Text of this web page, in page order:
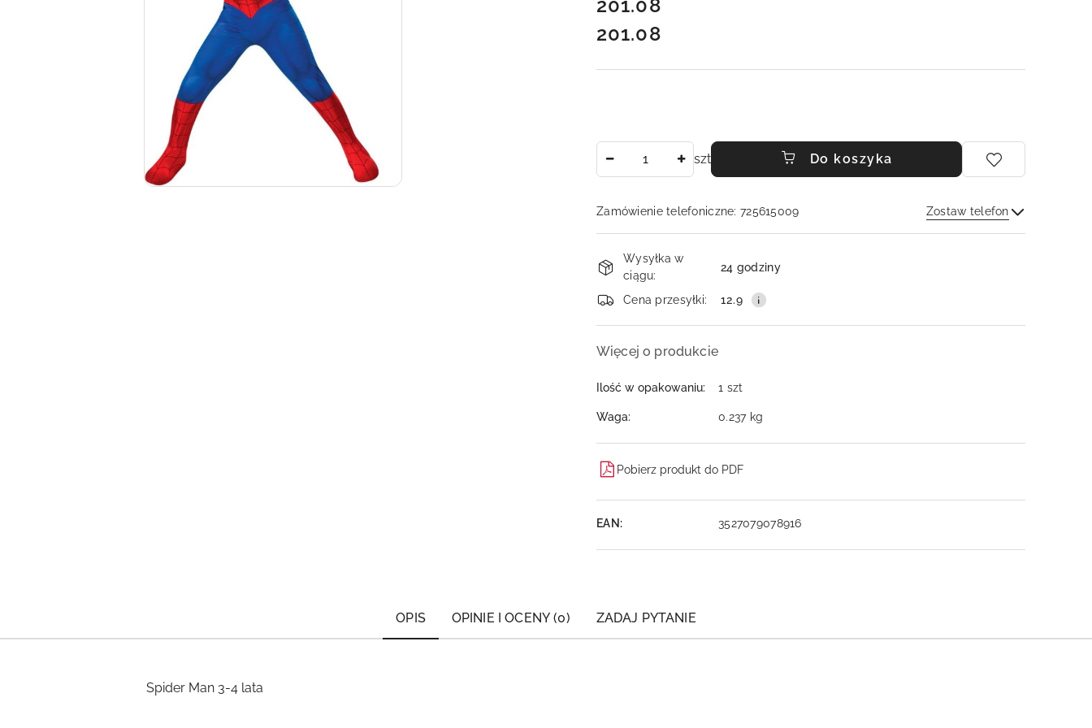
201.08
Cena:
201.08
szt Do koszyka
Zamówienie telefoniczne: 725615009 Zostaw telefon
Wyślij
Dostępność
i
dostawa
Wysyłka w
ciągu:
24 godziny
Cena przesyłki: 12.9
Więcej o produkcie
Ilość w opakowaniu: 1 szt
Waga: 0.237 kg
Pobierz produkt do PDF
EAN: 3527079078916
OPIS OPINIE I OCENY (0) ZADAJ PYTANIE
Spider Man 3-4 lata